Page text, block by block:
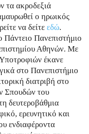
τα ακροδεξιά
ο ηρωικός
να δείτε εδώ.
Πανεπιστήμιο
Αθηνών. Με
έκανε
στο Πανεπιστήμιο
διατριβή στο
Σπουδών του
δευτεροβάθμια
ερευνητικό και
ενδιαφέροντα